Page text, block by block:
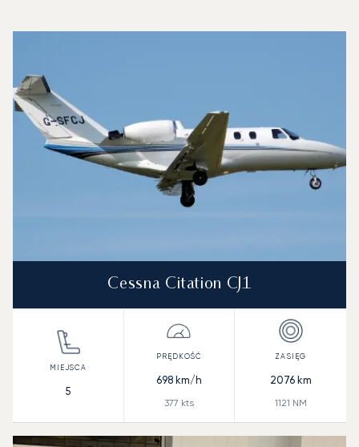
Zasięg (NM)
Cessna Citation CJ1
5
698km/h
377 kts
2076km
1121 NM